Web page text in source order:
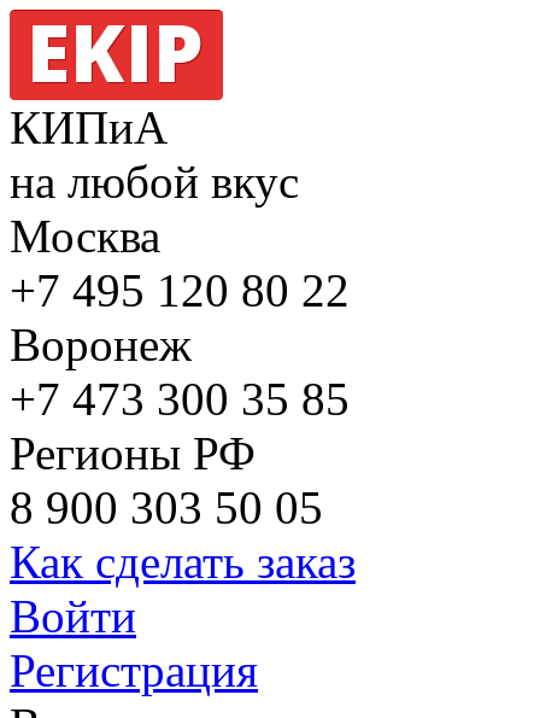
КИПиА
на любой вкус
Москва
+7 495 120 80 22
Воронеж
+7 473 300 35 85
Регионы РФ
8 900 303 50 05
Как сделать заказ
Войти
Регистрация